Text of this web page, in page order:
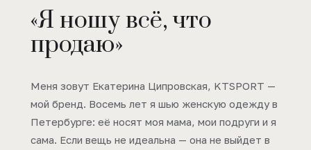
«Я ношу всё, что
продаю»
Меня зовут Екатерина Ципровская, KTSPORT —
мой бренд. Восемь лет я шью женскую одежду в
Петербурге: её носят моя мама, мои подруги и я
сама. Если вещь не идеальна — она не выйдет в